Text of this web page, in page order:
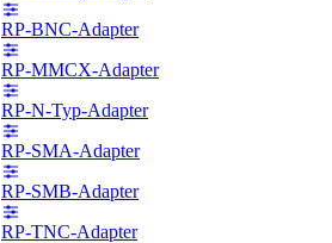
RP-BNC-Adapter
RP-MMCX-Adapter
RP-N-Typ-Adapter
RP-SMA-Adapter
RP-SMB-Adapter
RP-TNC-Adapter